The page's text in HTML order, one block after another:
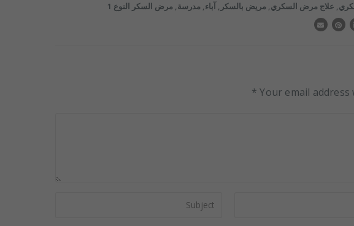
, علاج مرض السكري, مريض بالسكر , آباء, مدرسة, مرض السكر النوع 1
Your email address